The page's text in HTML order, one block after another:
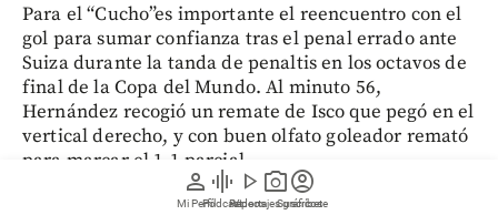
person
Mi Perfil
graphic_eq
Pódcast
play_arrow
Videos
photo_camera
Reportajes gráficos
account_circle
Suscríbete
Para el “Cucho”es importante el reencuentro con el
gol para sumar confianza tras el penal errado ante
Suiza durante la tanda de penaltis en los octavos de
final de la Copa del Mundo. Al minuto 56,
Hernández recogió un remate de Isco que pegó en el
vertical derecho, y con buen olfato goleador remató
para marcar el 1-1 parcial.